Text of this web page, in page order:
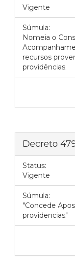
Vigente
Súmula:
Nomeia o
recursos
providências.
Decreto
Status:
Vigente
Súmula:
"Concede
providencias."